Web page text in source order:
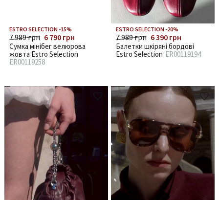
ESTRO SELECTION -15%
7 989 грн 6 790 грн
Сумка мінібег велюрова
жовта Estro Selection
ER00119258
ESTRO SELECTION -20%
7 989 грн 6 390 грн
Балетки шкіряні бордові
Estro Selection ER00119194